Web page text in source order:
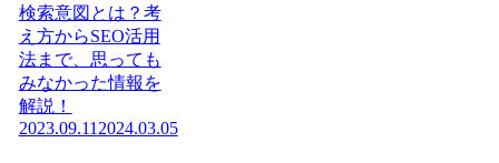
検索意図とは？考
え方からSEO活用
法まで、思っても
みなかった情報を
解説！
2023.09.11 2024.03.05